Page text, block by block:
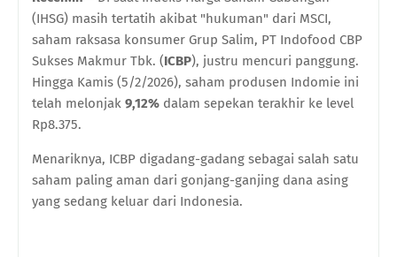
(IHSG) masih tertatih akibat "hukuman" dari MSCI,
saham raksasa konsumer Grup Salim, PT Indofood CBP
Sukses Makmur Tbk. (ICBP), justru mencuri panggung.
Hingga Kamis (5/2/2026), saham produsen Indomie ini
telah melonjak 9,12% dalam sepekan terakhir ke level
Rp8.375.
Menariknya, ICBP digadang-gadang sebagai salah satu
saham paling aman dari gonjang-ganjing dana asing
yang sedang keluar dari Indonesia.